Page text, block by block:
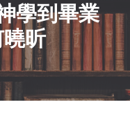
學到畢業
昕